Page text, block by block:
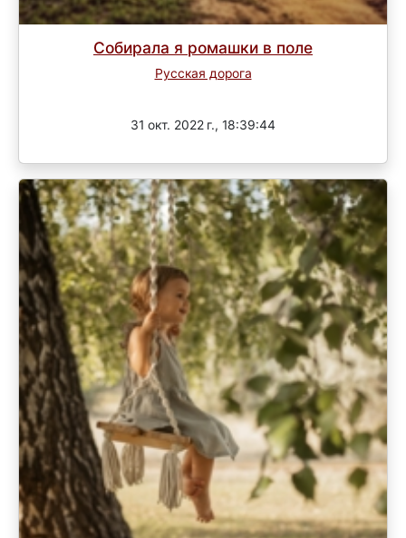
Собирала я ромашки в поле
Русская дорога
31 окт. 2022 г., 18:39:44